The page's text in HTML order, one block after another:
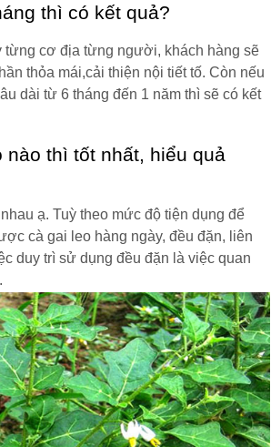
thì có kết quả?
từng cơ địa từng người, khách hàng sẽ
thỏa mái,cải thiện nội tiết tố. Còn nếu
dài từ 6 tháng đến 1 năm thì sẽ có kết
thì tốt nhất, hiểu quả
ạ. Tuỳ theo mức độ tiện dụng để
cà gai leo hàng ngày, đều đặn, liên
duy trì sử dụng đều đặn là việc quan